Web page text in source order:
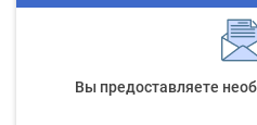
Вы предоставляете